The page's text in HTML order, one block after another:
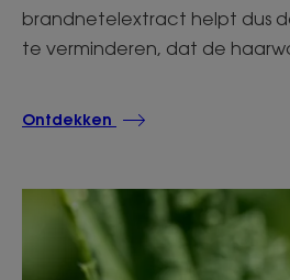
brandnetelextract helpt dus
te verminderen, dat de
Ontdekken